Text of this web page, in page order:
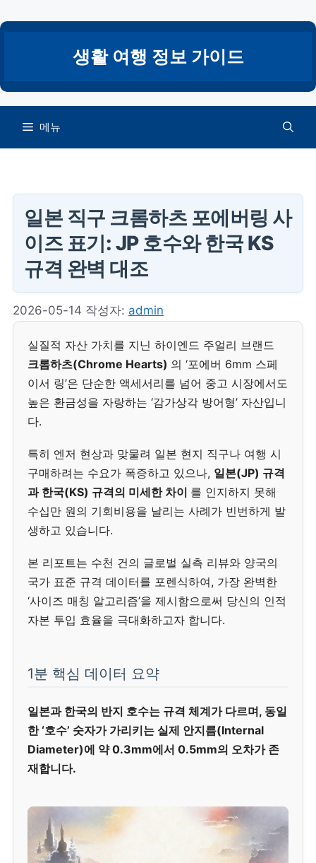
텐
건
너
생활 여행 정보 가이드
메뉴
일본 직구 크롬하츠 포에버링 사
이즈 표기: JP 호수와 한국 KS
규격 완벽 대조
2026-05-14 작성자: admin
실질적 자산 가치를 지닌 하이엔드 주얼리 브랜드
크롬하츠(Chrome Hearts) 의 ‘포에버 6mm 스페
이서 링’은 단순한 액세서리를 넘어 중고 시장에서도
높은 환금성을 자랑하는 ‘감가상각 방어형’ 자산입니
다.
특히 엔저 현상과 맞물려 일본 현지 직구나 여행 시
구매하려는 수요가 폭증하고 있으나, 일본(JP) 규격
과 한국(KS) 규격의 미세한 차이 를 인지하지 못해
수십만 원의 기회비용을 날리는 사례가 빈번하게 발
생하고 있습니다.
본 리포트는 수천 건의 글로벌 실측 리뷰와 양국의
국가 표준 규격 데이터를 포렌식하여, 가장 완벽한
‘사이즈 매칭 알고리즘’을 제시함으로써 당신의 인적
자본 투입 효율을 극대화하고자 합니다.
1분 핵심 데이터 요약
일본과 한국의 반지 호수는 규격 체계가 다르며, 동일
한 ‘호수’ 숫자가 가리키는 실제 안지름(Internal
Diameter)에 약 0.3mm에서 0.5mm의 오차가 존
재합니다.